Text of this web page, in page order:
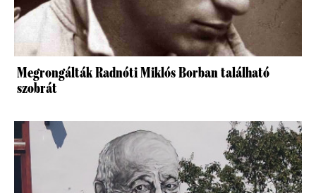
Megrongálták Radnóti Miklós Borban található
szobrát